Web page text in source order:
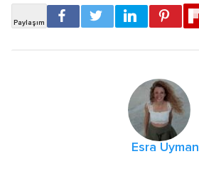
Esra Uyman